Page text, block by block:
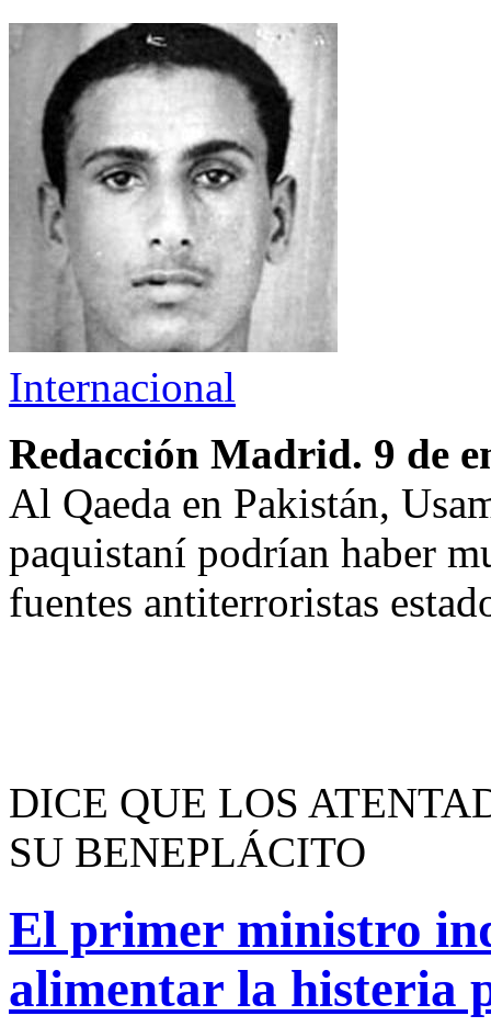
Internacional
Redacción Madrid. 9 de
Al Qaeda en Pakistán,
paquistaní podrían haber
fuentes antiterroristas
DICE QUE LOS
SU BENEPLÁCITO
El primer ministro
alimentar la histeria